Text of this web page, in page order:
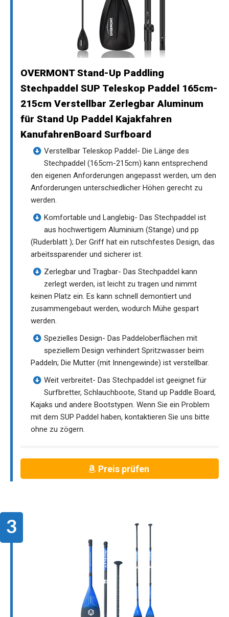
OVERMONT Stand-Up Paddling
Stechpaddel SUP Teleskop Paddel 165cm-
215cm Verstellbar Zerlegbar Aluminum
für Stand Up Paddel Kajakfahren
KanufahrenBoard Surfboard
Verstellbar Teleskop Paddel- Die Länge des
Stechpaddel (165cm-215cm) kann entsprechend
den eigenen Anforderungen angepasst werden, um den
Anforderungen unterschiedlicher Höhen gerecht zu
werden.
Komfortable und Langlebig- Das Stechpaddel ist
aus hochwertigem Aluminium (Stange) und pp
(Ruderblatt ); Der Griff hat ein rutschfestes Design, das
arbeitssparender und sicherer ist.
Zerlegbar und Tragbar- Das Stechpaddel kann
zerlegt werden, ist leicht zu tragen und nimmt
keinen Platz ein. Es kann schnell demontiert und
zusammengebaut werden, wodurch Mühe gespart
werden.
Spezielles Design- Das Paddeloberflächen mit
speziellem Design verhindert Spritzwasser beim
Paddeln; Die Mutter (mit Innengewinde) ist verstellbar.
Weit verbreitet- Das Stechpaddel ist geeignet für
Surfbretter, Schlauchboote, Stand up Paddle Board,
Kajaks und andere Bootstypen. Wenn Sie ein Problem
mit dem SUP Paddel haben, kontaktieren Sie uns bitte
ohne zu zögern.
Preis prüfen